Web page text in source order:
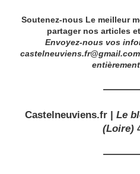
Soutenez-nous Le meilleur
partager nos articles
Envoyez-nous vos
castelneuviens.fr@gmail.com
Castelneuviens.fr| Le
(Loire)